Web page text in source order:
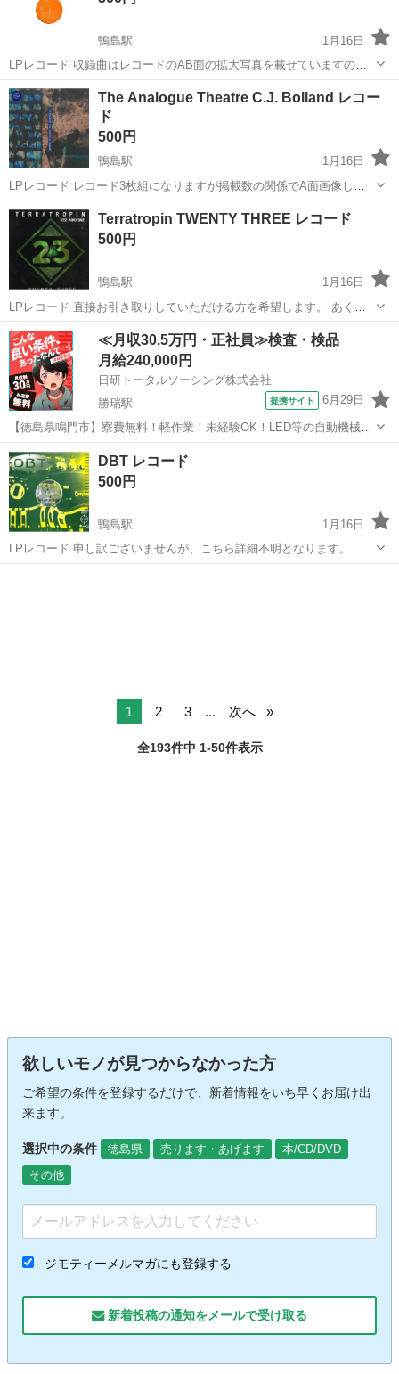
鴨島駅
1月16日
LPレコード 収録曲はレコードのAB面の拡大写真を載せていますので
ご確認ください。 直接お引き取りしていただける方を希望します。 あ
くまでも中古品です。 気に入ってもらえると幸いです。 よろしくお願
い...
徳島 吉野川市
The Analogue Theatre C.J. Bolland レコー
ド
500円
鴨島駅
1月16日
LPレコード レコード3枚組になりますが掲載数の関係でA面画像しか
掲載できませんでした。 特に目立った傷等はありませんでした。 直接
お引き取りしていただける方を希望します。 あくまでも中古品です。
気に...
徳島 吉野川市
Terratropin TWENTY THREE レコード
500円
鴨島駅
1月16日
LPレコード 直接お引き取りしていただける方を希望します。 あくま
でも中古品です。 気に入ってもらえると幸いです。 よろしくお願いし
ます。
徳島 吉野川市 鴨島駅 その他 レコード
≪月収30.5万円・正社員≫検査・検品
月給240,000円
日研トータルソーシング株式会社
勝瑞駅
提携サイト 6月29日
【徳島県鳴門市】寮費無料！軽作業！未経験OK！LED等の自動機械加
工・検査・梱包・データ入力《お仕事No.NS0560》 お仕事について ス
マートフォンやパソコン、車などに使われるLED等の電子部品の製造
とそれに付帯する作...
徳島 鳴門市 その他
DBT レコード
500円
鴨島駅
1月16日
LPレコード 申し訳ございませんが、こちら詳細不明となります。 直
接お引き取りしていただける方を希望します。 あくまでも中古品で
1 2 3 ... 次へ
全193件中 1-50件表示
欲しいモノが見つからなかった方
ご希望の条件を登録するだけで、新着情報をいち早くお届け出
来ます。
選択中の条件 徳島県 売ります・あげます
本/CD/DVD
その他
ジモティーメルマガにも登録する
新着投稿の通知をメールで受け取る